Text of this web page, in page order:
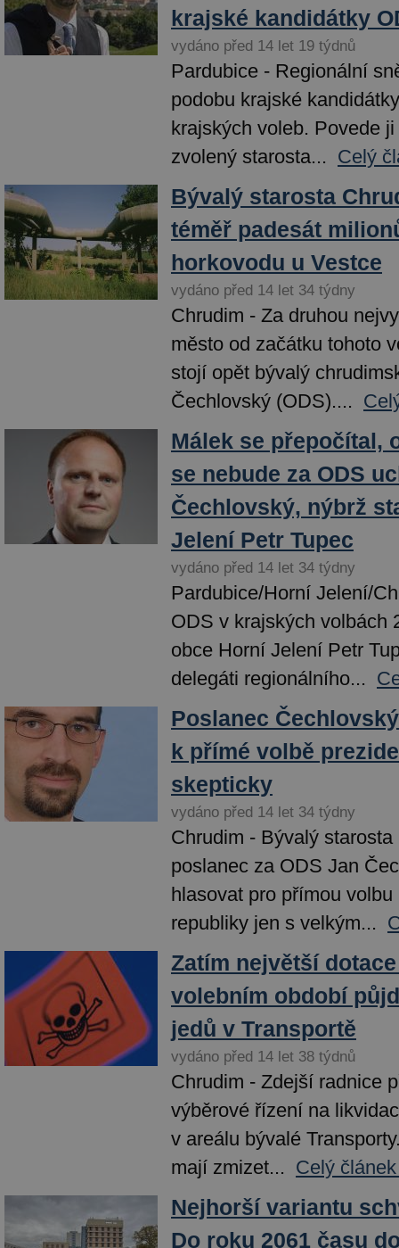
krajské kandidátky
vydáno před 14 let 19 týdnů
Pardubice - Regionální
podobu krajské
krajských voleb. Povede
zvolený starosta... Celý
Bývalý starosta
téměř padesát
horkovodu u Vestce
vydáno před 14 let 34 týdny
Chrudim - Za druhou
město od začátku tohoto
stojí opět bývalý
Čechlovský (ODS)....
Málek se přepočítal,
se nebude za ODS
Čechlovský, nýbrž
Jelení Petr Tupec
vydáno před 14 let 34 týdny
Pardubice/Horní Jelení/
ODS v krajských volbách
obce Horní Jelení Petr
delegáti regionálního...
Poslanec
k přímé volbě
skepticky
vydáno před 14 let 34 týdny
Chrudim - Bývalý
poslanec za ODS Jan
hlasovat pro přímou
republiky jen s velkým...
Zatím největší
volebním období
jedů v Transportě
vydáno před 14 let 38 týdnů
Chrudim - Zdejší radnice
výběrové řízení na
v areálu bývalé
mají zmizet... Celý
Nejhorší variantu
Do roku 2061 času